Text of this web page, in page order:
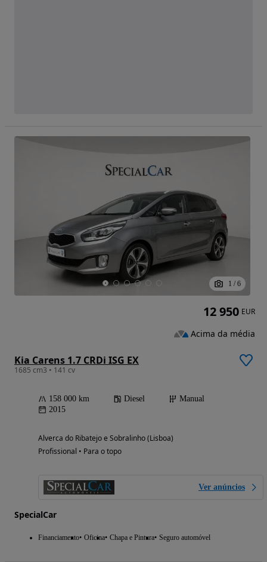
1 / 6
Kia Carens 1.7 CRDi ISG EX
1685 cm3 • 141 cv
158 000 km Diesel
Manual
2015
Alverca do Ribatejo e Sobralinho (Lisboa)
Profissional • Para o topo
Ver anúncios
SpecialCar
Financiamento Oficina Chapa e Pintura Seguro automóvel
12 950 EUR
Acima da média